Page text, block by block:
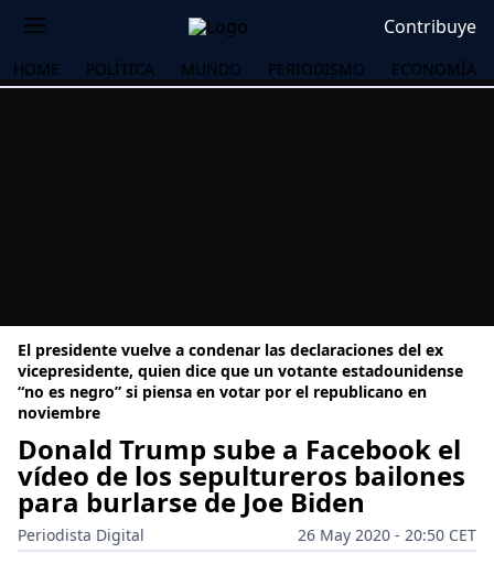
Contribuye
HOME POLÍTICA MUNDO PERIODISMO ECONOMÍA
El presidente vuelve a condenar las declaraciones del ex
vicepresidente, quien dice que un votante estadounidense
“no es negro” si piensa en votar por el republicano en
noviembre
Donald Trump sube a Facebook el
vídeo de los sepultureros bailones
para burlarse de Joe Biden
Periodista Digital
26 May 2020 - 20:50 CET